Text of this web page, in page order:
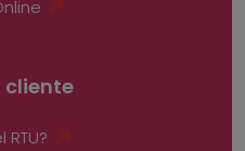
cliente
RTU?